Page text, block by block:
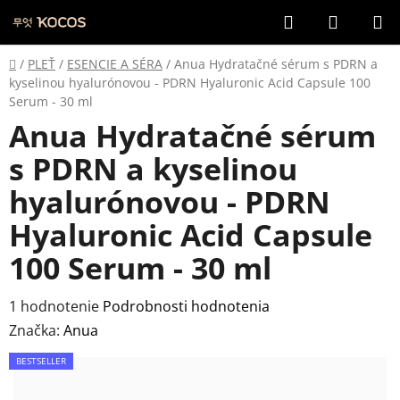
na
obsah
Hľadať
KOŠÍK
Domov
/ PLEŤ / ESENCIE A SÉRA / Anua Hydratačné sérum s PDRN a
kyselinou hyalurónovou - PDRN Hyaluronic Acid Capsule 100
Serum - 30 ml
Anua Hydratačné sérum
s PDRN a kyselinou
hyalurónovou - PDRN
Hyaluronic Acid Capsule
100 Serum - 30 ml
Priemerné
hodnotenie
produktu
1 hodnotenie Podrobnosti hodnotenia
Značka: Anua
BESTSELLER